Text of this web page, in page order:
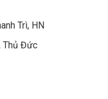
Trì, HN
Thủ Đức